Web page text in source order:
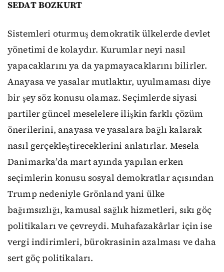
SEDAT BOZKURT
Sistemleri oturmuş demokratik ülkelerde devlet
yönetimi de kolaydır. Kurumlar neyi nasıl
yapacaklarını ya da yapmayacaklarını bilirler.
Anayasa ve yasalar mutlaktır, uyulmaması diye
bir şey söz konusu olamaz. Seçimlerde siyasi
partiler güncel meselelere ilişkin farklı çözüm
önerilerini, anayasa ve yasalara bağlı kalarak
nasıl gerçekleştireceklerini anlatırlar. Mesela
Danimarka’da mart ayında yapılan erken
seçimlerin konusu sosyal demokratlar açısından
Trump nedeniyle Grönland yani ülke
bağımsızlığı, kamusal sağlık hizmetleri, sıkı göç
politikaları ve çevreydi. Muhafazakârlar için ise
vergi indirimleri, bürokrasinin azalması ve daha
sert göç politikaları.